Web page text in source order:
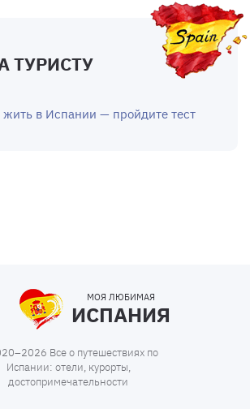
ТУРИСТУ
жить в Испании — пройдите тест
МОЯ ЛЮБИМАЯ
ИСПАНИЯ
Все о путешествиях по
Испании: отели, курорты,
достопримечательности